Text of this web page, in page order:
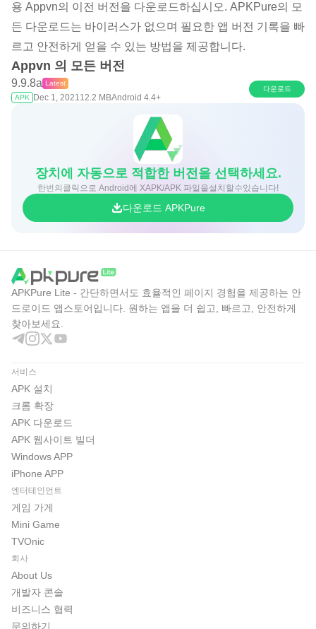
용 Appvn의 이전 버전을 다운로드하십시오. APKPure의 모
든 다운로드는 바이러스가 없으며 필요한 앱 버전 기록을 빠
르고 안전하게 얻을 수 있는 방법을 제공합니다.
Appvn 의 모든 버전
9.9.8a Latest
APK
Dec 1, 202112.2 MBAndroid 4.4+
다운로드
장치에 자동으로 적합한 버전을 선택하세요.
한번의클릭으로 Android에 XAPK/APK 파일을설치할수있습니다!
다운로드 APKPure
APKPure Lite - 간단하면서도 효율적인 페이지 경험을 제공하는 안
드로이드 앱스토어입니다. 원하는 앱을 더 쉽고, 빠르고, 안전하게
찾아보세요.
서비스
APK 설치
크롬 확장
APK 다운로드
APK 웹사이트 빌더
Windows APP
iPhone APP
엔터테인먼트
게임 가게
Mini Game
TVOnic
회사
About Us
개발자 콘솔
비즈니스 협력
문의하기